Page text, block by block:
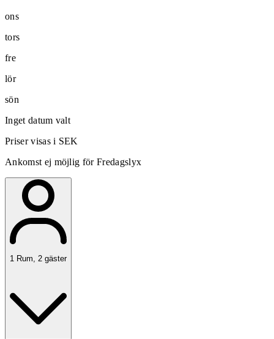
ons
tors
fre
lör
sön
Inget datum valt
Priser visas i SEK
Ankomst ej möjlig för Fredagslyx
1 Rum, 2 gäster